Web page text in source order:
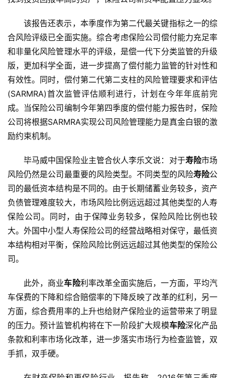
该报告还表示，本季度作为第二代最关键指标之一的综
合风险评级已全面实施。综合考虑保险公司偿付能力充足率
和非量化风险管理水平的评级，是偿一代下分类监管的升级
版，更加科学全面，进一步提高了偿付能力监管的针对性和
有效性。同时，偿付第二代第二支柱的风险管理要求和评估
(SARMRA)首次监管评估顺利进行，计划在今年年底前完
成。当保险公司编制今年第四季度的偿付能力报告时，保险
公司将根据SARMRA实现公司风险管理能力是真金白银的激
励约束机制。
毕马威中国保险业主管合伙人李乐文说：对于寿险市场
风险仍然是公司最重要的风险类型。不同类型的风险寿险公
司的最低资本结构是不同的。由于长期储蓄业务较多，资产
负债管理难度较大，市场风险比例远远超过其他类型的人寿
保险公司。同时，由于保障业务较多，保险风险比例也较
大。外国中小型人寿保险公司的经营战略相对保守，最低资
本结构相对平衡，保险风险比例远远超过其他类型的保险公
司。
此外，商业车险利率改革全面实施后，一方面，平均汽
车保费的下降和综合赔偿率的下降反映了改革的红利，另一
方面，综合费用率的上升也给财产保险业的运营带来了明显
的压力。预计监管机构将在下一阶段扩大规模车险深化产品
条款和利率市场化改革，进一步落实市场行为检查监管，双
手抓，双手硬。